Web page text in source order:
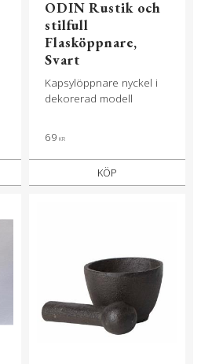
ODIN Rustik och
stilfull
Flasköppnare,
Svart
Kapsylöppnare nyckel i
dekorerad modell
69 KR
KÖP